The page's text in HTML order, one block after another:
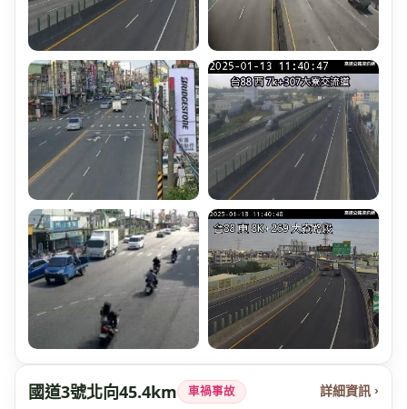
國道3號北向45.4km 車禍事故 詳細資訊 ›